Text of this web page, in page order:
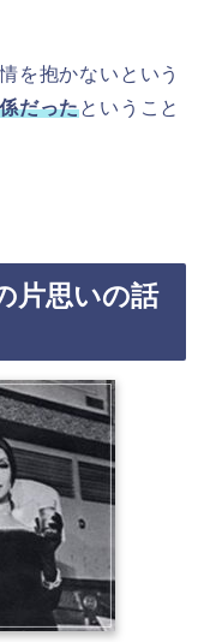
を抱かないという
だったということ
片思いの話